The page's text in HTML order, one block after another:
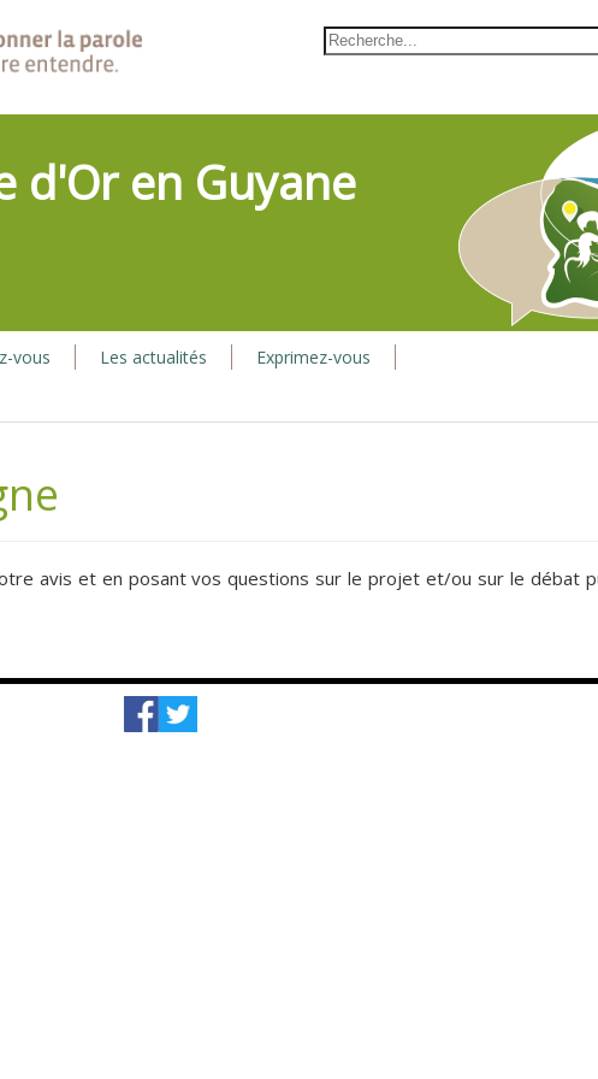
d'Or en Guyane
vous Les actualités Exprimez-vous
avis et en posant vos questions sur le projet et/ou sur le débat